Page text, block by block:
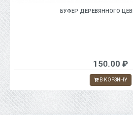
БУФЕР ДЕРЕВЯННОГО
150.00 ₽
В КОРЗИНУ